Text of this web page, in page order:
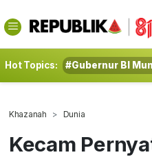
Hot Topics: #Gubernur BI
Khazanah Dunia
Kecam